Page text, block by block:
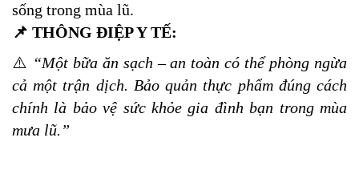
sống trong mùa lũ.
📌 THÔNG ĐIỆP Y TẾ:
⚠️ “Một bữa ăn sạch – an toàn có thể phòng ngừa
cả một trận dịch. Bảo quản thực phẩm đúng cách
chính là bảo vệ sức khỏe gia đình bạn trong mùa
mưa lũ.”